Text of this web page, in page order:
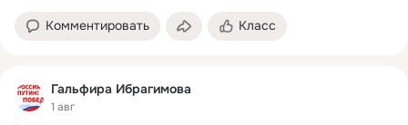
Комментировать Класс
Гальфира Ибрагимова
1 авг